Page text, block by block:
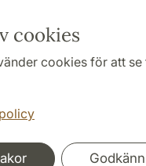
cookies
cookies för att